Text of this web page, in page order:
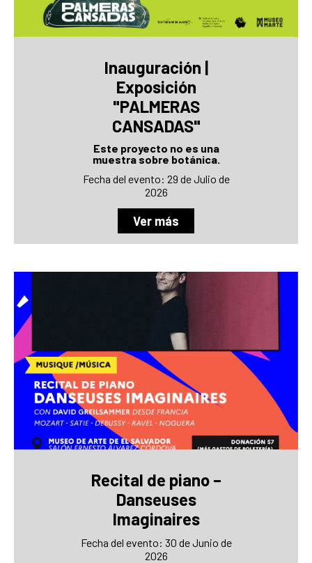
Inauguración |
Exposición
"PALMERAS
CANSADAS"
Este proyecto no es una
muestra sobre botánica.
Fecha del evento: 29 de Julio de
2026
Ver más
Recital de piano –
Danseuses
Imaginaires
Fecha del evento: 30 de Junio de
2026